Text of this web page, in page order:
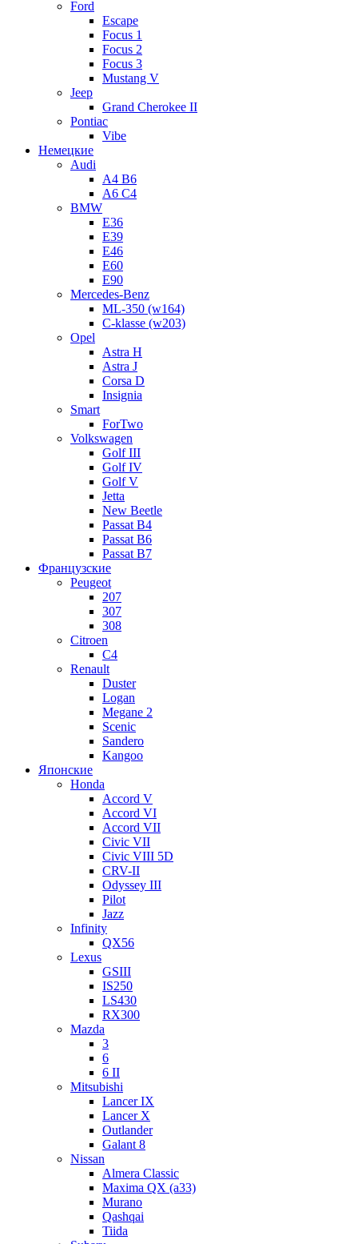
Ford
Escape
Focus 1
Focus 2
Focus 3
Mustang V
Jeep
Grand Cherokee II
Pontiac
Vibe
Немецкие
Audi
A4 B6
A6 C4
BMW
E36
E39
E46
E60
E90
Mercedes-Benz
ML-350 (w164)
C-klasse (w203)
Opel
Astra H
Astra J
Corsa D
Insignia
Smart
ForTwo
Volkswagen
Golf III
Golf IV
Golf V
Jetta
New Beetle
Passat B4
Passat B6
Passat B7
Французские
Peugeot
207
307
308
Citroen
C4
Renault
Duster
Logan
Megane 2
Scenic
Sandero
Kangoo
Японские
Honda
Accord V
Accord VI
Accord VII
Civic VII
Civic VIII 5D
CRV-II
Odyssey III
Pilot
Jazz
Infinity
QX56
Lexus
GSIII
IS250
LS430
RX300
Mazda
3
6
6 II
Mitsubishi
Lancer IX
Lancer X
Outlander
Galant 8
Nissan
Almera Classic
Maxima QX (a33)
Murano
Qashqai
Tiida